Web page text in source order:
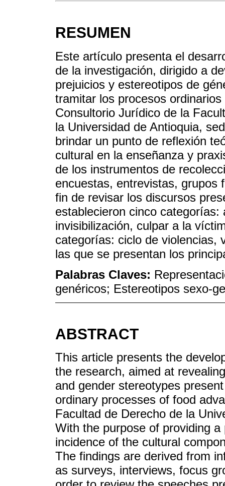
RESUMEN
Este artículo presenta el
de la investigación, dirigido a
prejuicios y estereotipos de
tramitar los procesos
Consultorio Jurídico de la
la Universidad de Antioquia,
brindar un punto de reflexión
cultural en la enseñanza y
de los instrumentos de
encuestas, entrevistas, grupos
fin de revisar los discursos
establecieron cinco
invisibilización, culpar a la
categorías: ciclo de violencias,
las que se presentan los
Palabras Claves:
genéricos; Estereotipos sexo-
ABSTRACT
This article presents the
the research, aimed at
and gender stereotypes
ordinary processes of food
Facultad de Derecho de la
With the purpose of providing
incidence of the cultural
The findings are derived from
as surveys, interviews, focus